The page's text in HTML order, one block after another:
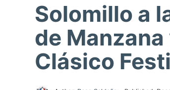
Solomillo a
de Manzana
Clásico